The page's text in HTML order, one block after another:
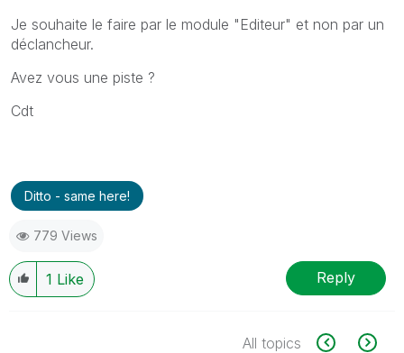
Je souhaite le faire par le module "Editeur" et non par un
déclancheur.
Avez vous une piste ?
Cdt
Ditto - same here!
779 Views
1 Like Reply
All topics